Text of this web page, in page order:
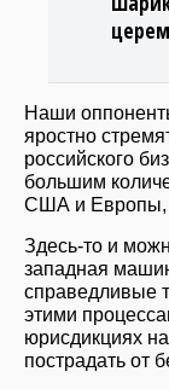
Наши
яростно
российского
большим
США и Европы,
Здесь-то и
западная
справедливые
этими
юрисдикциях
пострадать от